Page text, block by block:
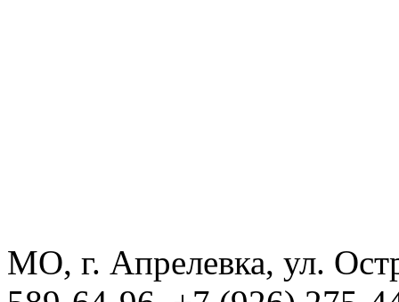
МО, г. Апрелевка, ул.